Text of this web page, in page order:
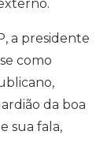
a presidente
como
da boa
sua fala,